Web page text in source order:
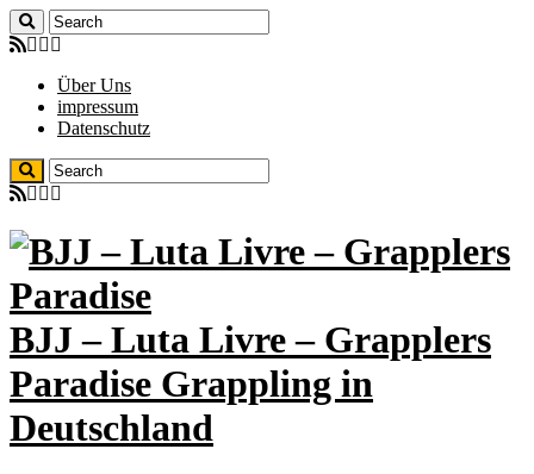
Über Uns
impressum
Datenschutz
BJJ – Luta Livre – Grapplers
Paradise Grappling in
Deutschland